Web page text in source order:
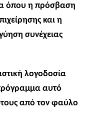
όπου η πρόσβαση
και η
συνέχειας
λογοδοσία
αυτό
από τον φαύλο